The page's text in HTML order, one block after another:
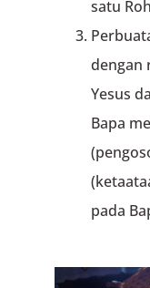
satu
dengan
Yesus
Bapa
pada